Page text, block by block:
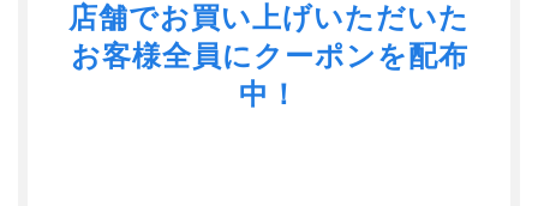
店舗でお買い上げいただいた
お客様全員にクーポンを配布
中！